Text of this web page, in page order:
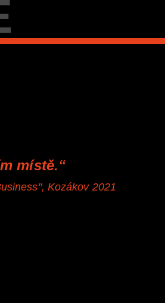
místě.“
Kozákov 2021